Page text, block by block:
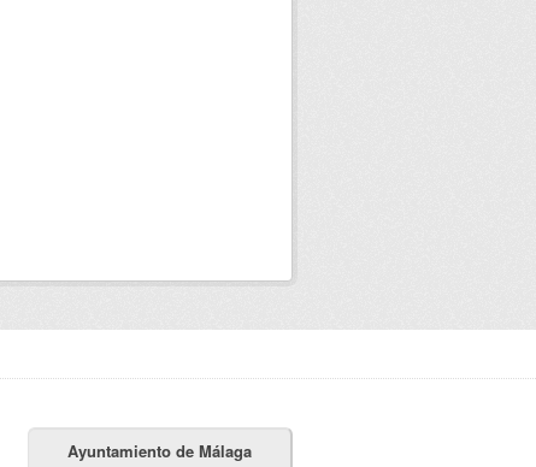
Ayuntamiento de Málaga